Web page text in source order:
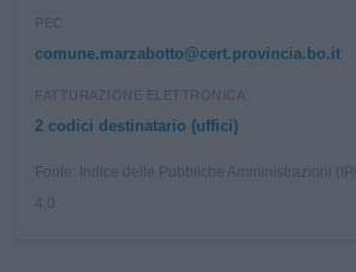
PEC
comune.marzabotto@cert.provincia.bo.it
FATTURAZIONE ELETTRONICA
2 codici destinatario (uffici)
Fonte: Indice delle Pubbliche Amministrazioni